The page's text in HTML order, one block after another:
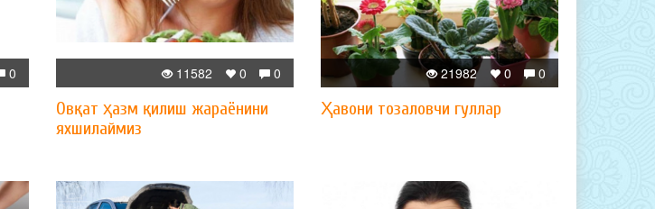
0 0
0
11582
Овқат ҳазм қилиш жараёнини
яхшилаймиз
0
0
21982
Ҳавони тозаловчи гуллар